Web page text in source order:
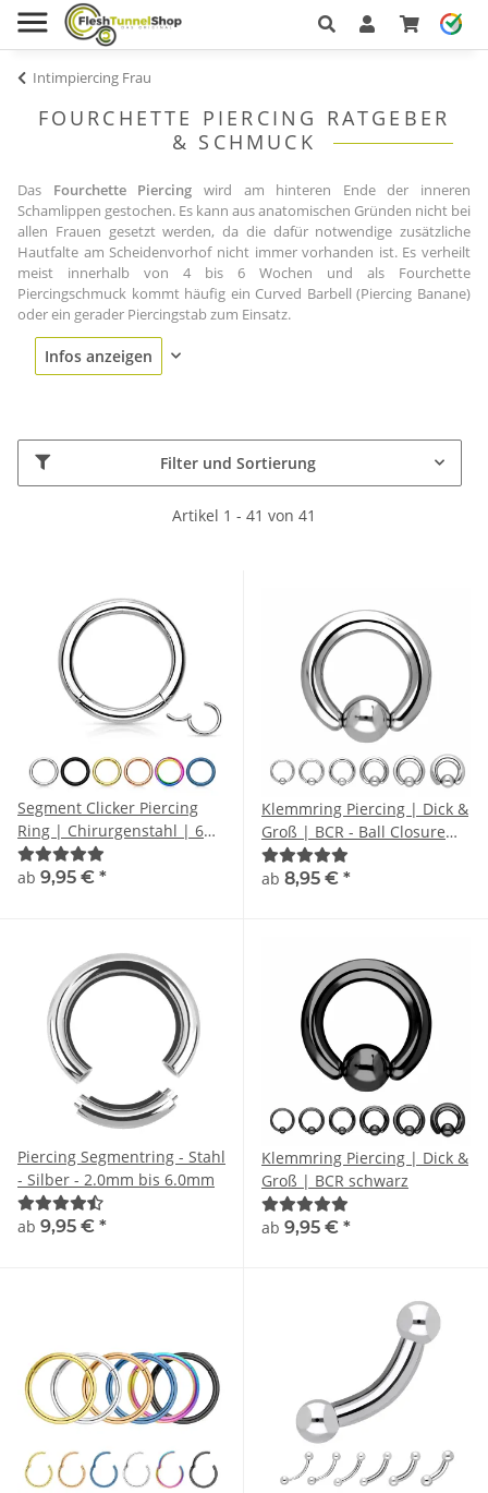
Intimpiercing Frau
FOURCHETTE PIERCING RATGEBER
& SCHMUCK
Das Fourchette Piercing wird am hinteren Ende der inneren
Schamlippen gestochen. Es kann aus anatomischen Gründen nicht bei
allen Frauen gesetzt werden, da die dafür notwendige zusätzliche
Hautfalte am Scheidenvorhof nicht immer vorhanden ist. Es verheilt
meist innerhalb von 4 bis 6 Wochen und als Fourchette
Piercingschmuck kommt häufig ein Curved Barbell (Piercing Banane)
oder ein gerader Piercingstab zum Einsatz.
Infos anzeigen
Filter und Sortierung
Artikel 1 - 41 von 41
Segment Clicker Piercing
Ring | Chirurgenstahl | 6
Farben
ab 9,95 € *
Klemmring Piercing | Dick &
Groß | BCR - Ball Closure
Ring
ab 8,95 € *
Piercing Segmentring - Stahl
- Silber - 2.0mm bis 6.0mm
ab 9,95 € *
Klemmring Piercing | Dick &
Groß | BCR schwarz
ab 9,95 € *